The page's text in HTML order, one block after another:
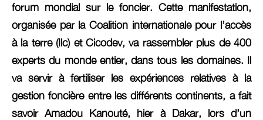
forum mondial sur le foncier. Cette manifestation,
organisée par la Coalition internationale pour l’accès
à la terre (Ilc) et Cicodev, va rassembler plus de 400
experts du monde entier, dans tous les domaines. Il
va servir à fertiliser les expériences relatives à la
gestion foncière entre les différents continents, a fait
savoir Amadou Kanouté, hier à Dakar, lors d’un